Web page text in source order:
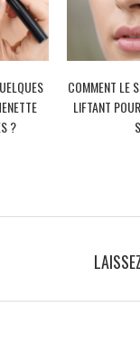
?
COMMENT LE
LIFTANT